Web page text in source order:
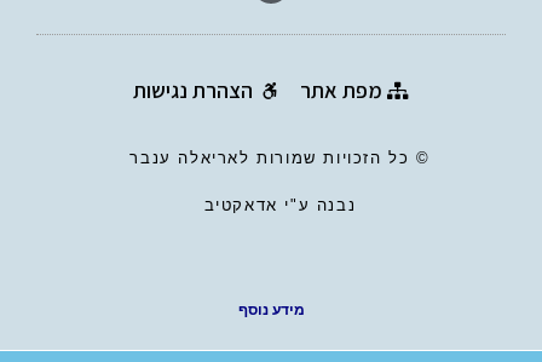
מפת אתר הצהרת נגישות
© כל הזכויות שמורות לאריאלה ענבר
נבנה ע"י אדאקטיב
מידע נוסף